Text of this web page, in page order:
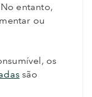
entanto,
ou
os
são